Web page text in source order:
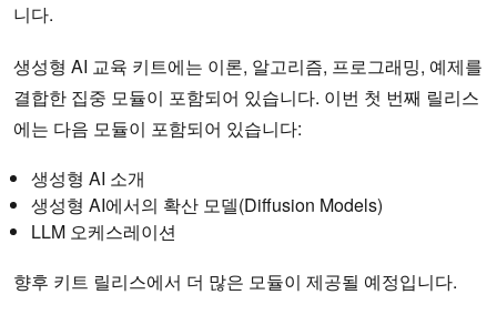
니다.
생성형 AI 교육 키트에는 이론, 알고리즘, 프로그래밍, 예제를
결합한 집중 모듈이 포함되어 있습니다. 이번 첫 번째 릴리스
에는 다음 모듈이 포함되어 있습니다:
생성형 AI 소개
생성형 AI에서의 확산 모델(Diffusion Models)
LLM 오케스레이션
향후 키트 릴리스에서 더 많은 모듈이 제공될 예정입니다.